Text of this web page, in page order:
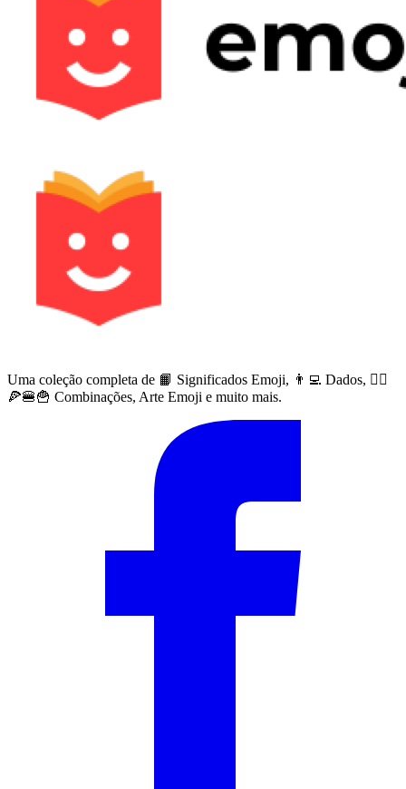
Uma coleção completa de 📙 Significados Emoji, 👨‍💻 Dados, 🙅‍♀️
🍕🍔🍟 Combinações, Arte Emoji e muito mais.